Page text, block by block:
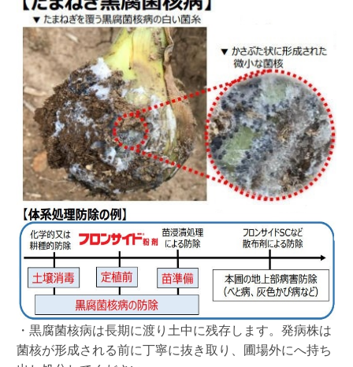
・黒腐菌核病は長期に渡り土中に残存します。発病株は
菌核が形成される前に丁寧に抜き取り、圃場外にへ持ち